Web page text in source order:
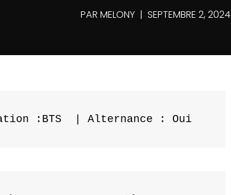
PAR MELONY SEPTEMBRE 2, 2024
:BTS  | Alternance : Oui